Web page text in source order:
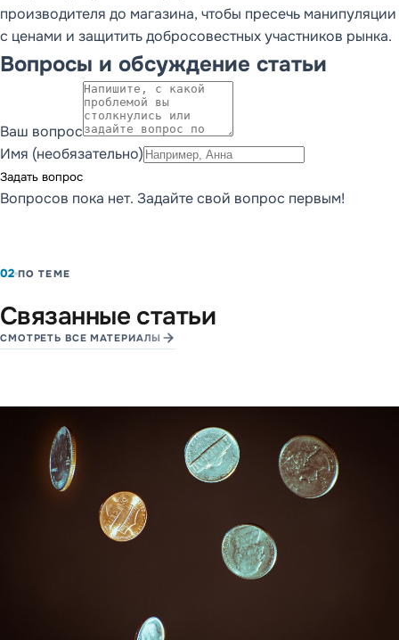
производителя до магазина, чтобы пресечь манипуляции
с ценами и защитить добросовестных участников рынка.
Вопросы и обсуждение статьи
Ваш вопрос
Имя (необязательно)
Задать вопрос
Вопросов пока нет. Задайте свой вопрос первым!
02 ПО ТЕМЕ
Связанные статьи
СМОТРЕТЬ ВСЕ МАТЕРИАЛЫ